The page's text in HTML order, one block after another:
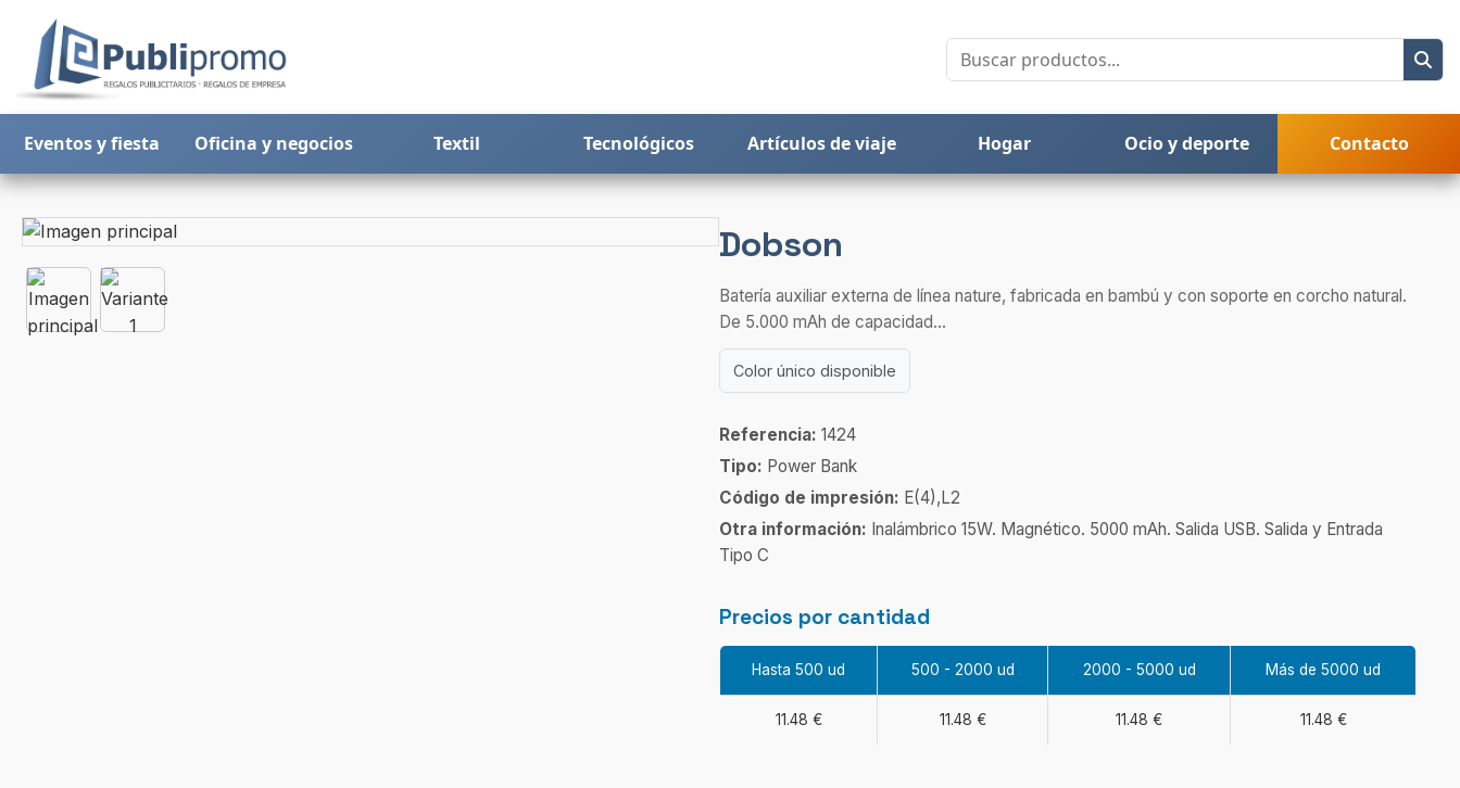
Eventos y fiesta Oficina y negocios Textil Tecnológicos Artículos de viaje Hogar Ocio y deporte Contacto
Dobson
Batería auxiliar externa de línea nature, fabricada en bambú y con soporte en corcho natural.
De 5.000 mAh de capacidad...
Color único disponible
Referencia: 1424
Tipo: Power Bank
Código de impresión: E(4),L2
Otra información: Inalámbrico 15W. Magnético. 5000 mAh. Salida USB. Salida y Entrada
Tipo C
Precios por cantidad
Hasta 500 ud 500 - 2000 ud 2000 - 5000 ud Más de 5000 ud
11.48 € 11.48 € 11.48 € 11.48 €